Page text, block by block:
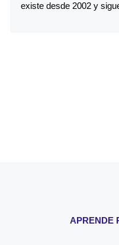
existe desde 2002 y
APRENDE